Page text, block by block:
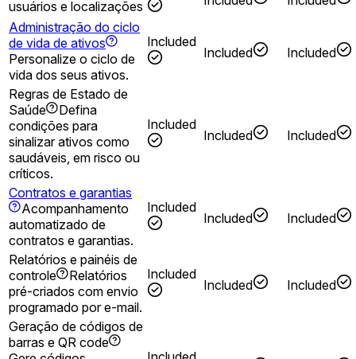
usuários e localizações
Administração do ciclo
de vida de ativos
Personalize o ciclo de
vida dos seus ativos.
Included
Included Included
Regras de Estado de
Saúde
Defina
condições para
sinalizar ativos como
saudáveis, em risco ou
críticos.
Included
Included Included
Contratos e garantias
Acompanhamento
automatizado de
contratos e garantias.
Included
Included Included
Relatórios e painéis de
controle
Relatórios
pré-criados com envio
programado por e-mail.
Included
Included Included
Geração de códigos de
barras e QR code